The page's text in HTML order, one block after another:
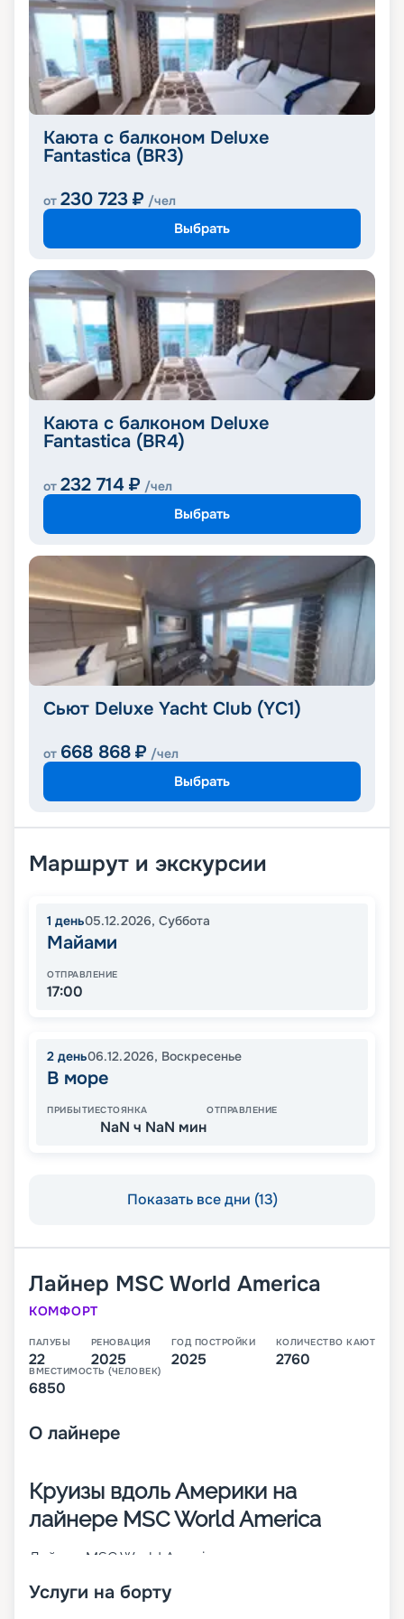
Каюта с балконом Deluxe
Fantastica (BR3)
от 230 723 ₽ /чел
Выбрать
Каюта с балконом Deluxe
Fantastica (BR4)
от 232 714 ₽ /чел
Выбрать
Сьют Deluxe Yacht Club (YC1)
от 668 868 ₽ /чел
Выбрать
Маршрут и экскурсии
1 день05.12.2026, Суббота
Майами
ОТПРАВЛЕНИЕ
17:00
2 день06.12.2026, Воскресенье
В море
ПРИБЫТИЕСТОЯНКА
NaN ч NaN мин
ОТПРАВЛЕНИЕ
Показать все дни (13)
Лайнер MSC World America
КОМФОРТ
ПАЛУБЫ
22
РЕНОВАЦИЯ
2025
ГОД ПОСТРОЙКИ
2025
КОЛИЧЕСТВО КАЮТ
2760
ВМЕСТИМОСТЬ (ЧЕЛОВЕК)
6850
О лайнере
Круизы вдоль Америки на
лайнере MSC World America
Лайнер MSC World America – это второе из
MSC World Class. Его спуск на воду произошел в
Услуги на борту